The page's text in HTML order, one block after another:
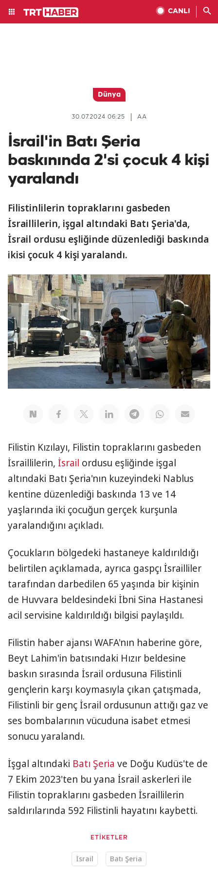
CANLI
Dünya
AA
30.07.2024 06:25
İsrail'in Batı Şeria
baskınında 2'si çocuk 4 kişi
yaralandı
Filistinlilerin topraklarını gasbeden
İsraillilerin, işgal altındaki Batı Şeria'da,
İsrail ordusu eşliğinde düzenlediği baskında
ikisi çocuk 4 kişi yaralandı.
Filistin Kızılayı, Filistin topraklarını gasbeden
İsraillilerin, İsrail ordusu eşliğinde işgal
altındaki Batı Şeria'nın kuzeyindeki Nablus
kentine düzenlediği baskında 13 ve 14
yaşlarında iki çocuğun gerçek kurşunla
yaralandığını açıkladı.
Çocukların bölgedeki hastaneye kaldırıldığı
belirtilen açıklamada, ayrıca gaspçı İsrailliler
tarafından darbedilen 65 yaşında bir kişinin
de Huvvara beldesindeki İbni Sina Hastanesi
acil servisine kaldırıldığı bilgisi paylaşıldı.
Filistin haber ajansı WAFA'nın haberine göre,
Beyt Lahim'in batısındaki Hızır beldesine
baskın sırasında İsrail ordusuna Filistinli
gençlerin karşı koymasıyla çıkan çatışmada,
Filistinli bir genç İsrail ordusunun attığı gaz ve
ses bombalarının vücuduna isabet etmesi
sonucu yaralandı.
İşgal altındaki Batı Şeria ve Doğu Kudüs'te de
7 Ekim 2023'ten bu yana İsrail askerleri ile
Filistin topraklarını gasbeden İsraillilerin
saldırılarında 592 Filistinli hayatını kaybetti.
ETİKETLER
İsrail Batı Şeria